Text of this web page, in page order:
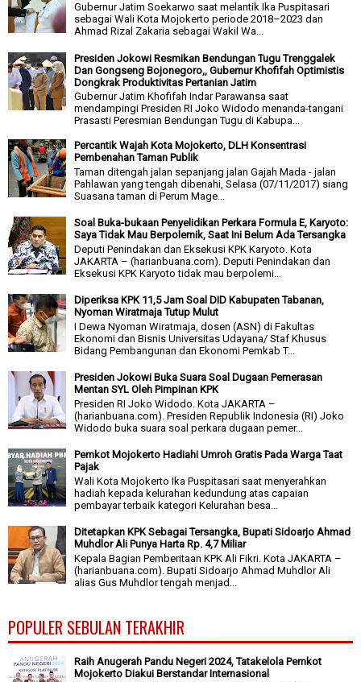
Gubernur Jatim Soekarwo saat melantik Ika Puspitasari
sebagai Wali Kota Mojokerto periode 2018–2023 dan
Ahmad Rizal Zakaria sebagai Wakil Wa...
Presiden Jokowi Resmikan Bendungan Tugu Trenggalek
Dan Gongseng Bojonegoro,, Gubernur Khofifah Optimistis
Dongkrak Produktivitas Pertanian Jatim
Gubernur Jatim Khofifah Indar Parawansa saat
mendampingi Presiden RI Joko Widodo menanda-tangani
Prasasti Peresmian Bendungan Tugu di Kabupa...
Percantik Wajah Kota Mojokerto, DLH Konsentrasi
Pembenahan Taman Publik
Taman ditengah jalan sepanjang jalan Gajah Mada - jalan
Pahlawan yang tengah dibenahi, Selasa (07/11/2017) siang
Suasana taman di Perum Mage...
Soal Buka-bukaan Penyelidikan Perkara Formula E, Karyoto:
Saya Tidak Mau Berpolemik, Saat Ini Belum Ada Tersangka
Deputi Penindakan dan Eksekusi KPK Karyoto. Kota
JAKARTA – (harianbuana.com). Deputi Penindakan dan
Eksekusi KPK Karyoto tidak mau berpolemi...
Diperiksa KPK 11,5 Jam Soal DID Kabupaten Tabanan,
Nyoman Wiratmaja Tutup Mulut
I Dewa Nyoman Wiratmaja, dosen (ASN) di Fakultas
Ekonomi dan Bisnis Universitas Udayana/ Staf Khusus
Bidang Pembangunan dan Ekonomi Pemkab T...
Presiden Jokowi Buka Suara Soal Dugaan Pemerasan
Mentan SYL Oleh Pimpinan KPK
Presiden RI Joko Widodo. Kota JAKARTA –
(harianbuana.com). Presiden Republik Indonesia (RI) Joko
Widodo buka suara soal perkara dugaan pemer...
Pemkot Mojokerto Hadiahi Umroh Gratis Pada Warga Taat
Pajak
Wali Kota Mojokerto Ika Puspitasari saat menyerahkan
hadiah kepada kelurahan kedundung atas capaian
pembayar terbaik kategori Kelurahan besa...
Ditetapkan KPK Sebagai Tersangka, Bupati Sidoarjo Ahmad
Muhdlor Ali Punya Harta Rp. 4,7 Miliar
Kepala Bagian Pemberitaan KPK Ali Fikri. Kota JAKARTA –
(harianbuana.com). Bupati Sidoarjo Ahmad Muhdlor Ali
alias Gus Muhdlor tengah menjad...
POPULER SEBULAN TERAKHIR
Raih Anugerah Pandu Negeri 2024, Tatakelola Pemkot
Mojokerto Diakui Berstandar Internasional